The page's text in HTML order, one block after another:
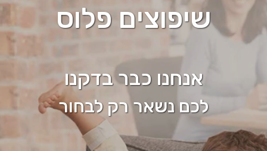
שיפוצים פלוס
אנחנו כבר בדקנו
לכם נשאר רק לבחור